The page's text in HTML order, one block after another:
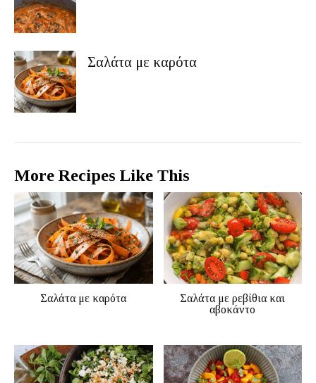
Σαλάτα με καρότα
More Recipes Like This
Σαλάτα με καρότα
Σαλάτα με ρεβίθια και
αβοκάντο